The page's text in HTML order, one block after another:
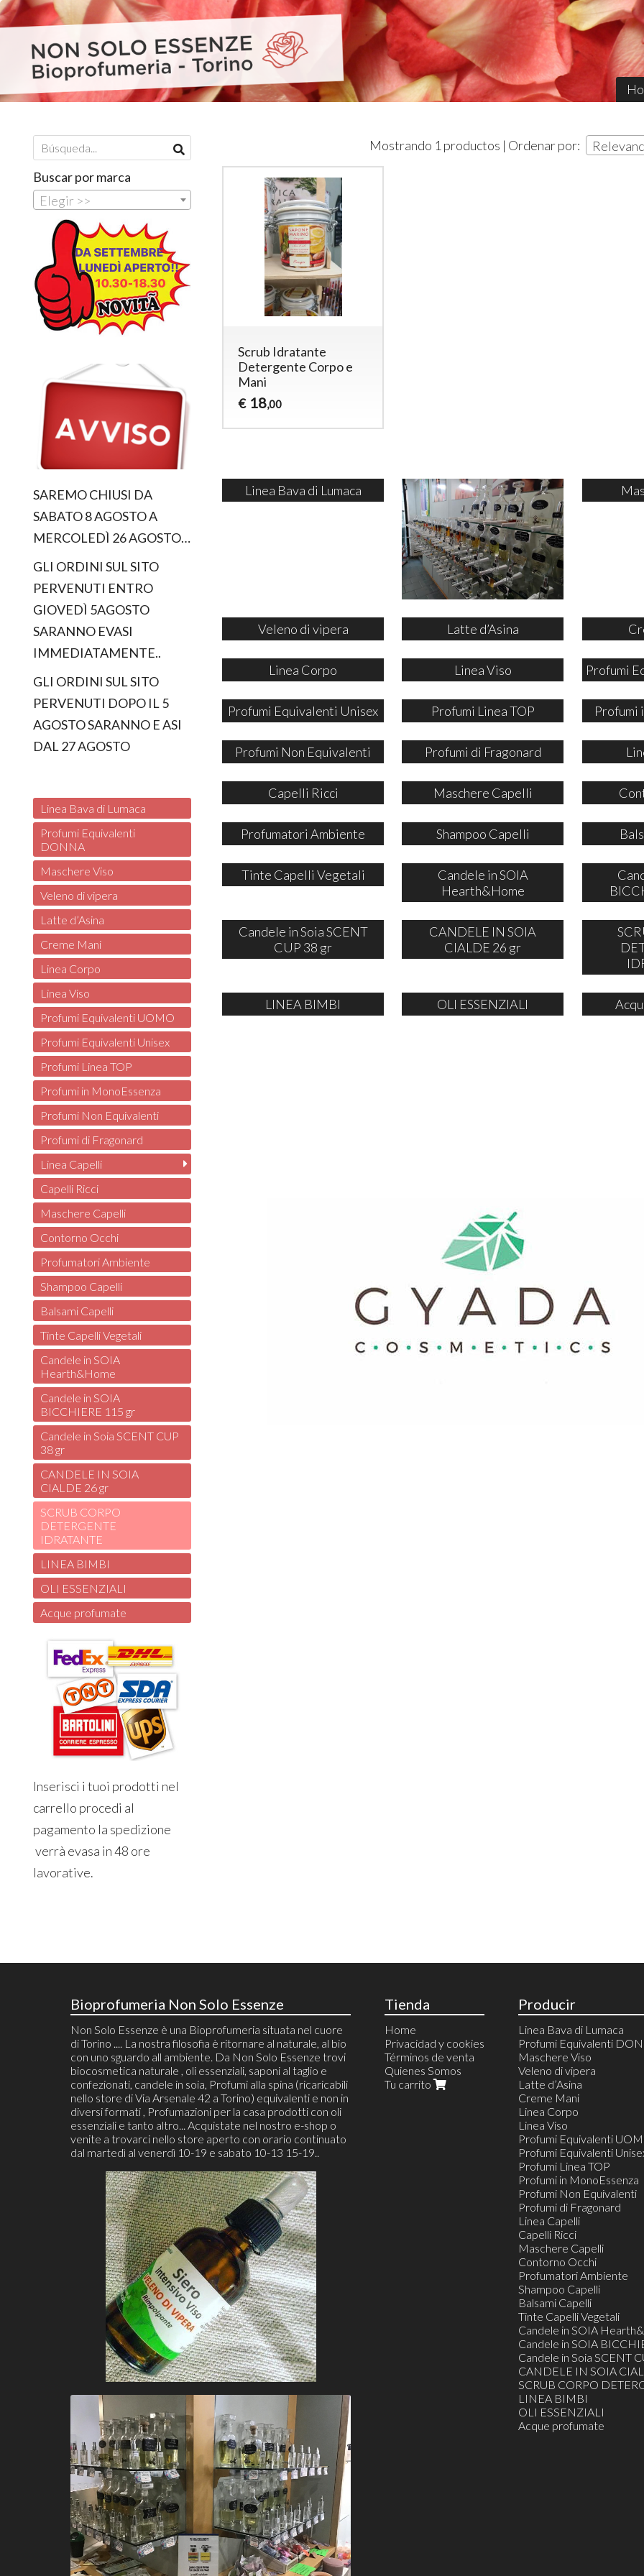
Mostrando 1 productos | Ordenar por:
Scrub Idratante
Detergente Corpo e
Mani
€ 18,00
Linea Bava di Lumaca
Veleno di vipera Latte d’Asina
Linea Corpo Linea Viso Profumi
Profumi Equivalenti Unisex Profumi Linea TOP Profumi
Profumi Non Equivalenti Profumi di Fragonard
Capelli Ricci Maschere Capelli
Profumatori Ambiente Shampoo Capelli
Tinte Capelli Vegetali
Candele in SOIA
Hearth&Home
Candele in Soia SCENT
CUP 38 gr
CANDELE IN SOIA
CIALDE 26 gr
LINEA BIMBI OLI ESSENZIALI
Buscar por marca
Elegir >>
SAREMO CHIUSI DA
SABATO 8 AGOSTO A
MERCOLEDÌ 26 AGOSTO…
GLI ORDINI SUL SITO
PERVENUTI ENTRO
GIOVEDÌ 5AGOSTO
SARANNO EVASI
IMMEDIATAMENTE..
GLI ORDINI SUL SITO
PERVENUTI DOPO IL 5
AGOSTO SARANNO E ASI
DAL 27 AGOSTO
Linea Bava di Lumaca
Profumi Equivalenti
DONNA
Maschere Viso
Veleno di vipera
Latte d’Asina
Creme Mani
Linea Corpo
Linea Viso
Profumi Equivalenti UOMO
Profumi Equivalenti Unisex
Profumi Linea TOP
Profumi in MonoEssenza
Profumi Non Equivalenti
Profumi di Fragonard
Linea Capelli
Capelli Ricci
Maschere Capelli
Contorno Occhi
Profumatori Ambiente
Shampoo Capelli
Balsami Capelli
Tinte Capelli Vegetali
Candele in SOIA
Hearth&Home
Candele in SOIA
BICCHIERE 115 gr
Candele in Soia SCENT CUP
38 gr
CANDELE IN SOIA
CIALDE 26 gr
SCRUB CORPO
DETERGENTE
IDRATANTE
LINEA BIMBI
OLI ESSENZIALI
Acque profumate
Inserisci i tuoi prodotti nel
carrello procedi al
pagamento la spedizione
verrà evasa in 48 ore
lavorative.
Bioprofumeria Non Solo Essenze
Non Solo Essenze è una Bioprofumeria situata nel cuore
di Torino .... La nostra filosofia è ritornare al naturale, al bio
con uno sguardo all ambiente. Da Non Solo Essenze trovi
biocosmetica naturale , oli essenziali, saponi al taglio e
confezionati, candele in soia, Profumi alla spina (ricaricabili
nello store di Via Arsenale 42 a Torino) equivalenti e non in
diversi formati , Profumazioni per la casa prodotti con oli
essenziali e tanto altro... Acquistate nel nostro e-shop o
venite a trovarci nello store aperto con orario continuato
dal martedì al venerdì 10-19 e sabato 10-13 15-19..
Tienda
Home
Privacidad y cookies
Términos de venta
Quienes Somos
Tu carrito
Producir
Linea Bava di Lumaca
Profumi Equivalenti
Maschere Viso
Veleno di vipera
Latte d’Asina
Creme Mani
Linea Corpo
Linea Viso
Profumi Equivalenti
Profumi Equivalenti
Profumi Linea TOP
Profumi in MonoEssenza
Profumi Non Equivalenti
Profumi di Fragonard
Linea Capelli
Capelli Ricci
Maschere Capelli
Contorno Occhi
Profumatori Ambiente
Shampoo Capelli
Balsami Capelli
Tinte Capelli Vegetali
Candele in SOIA
Candele in SOIA
Candele in Soia SCENT
CANDELE IN SOIA
SCRUB CORPO
LINEA BIMBI
OLI ESSENZIALI
Acque profumate